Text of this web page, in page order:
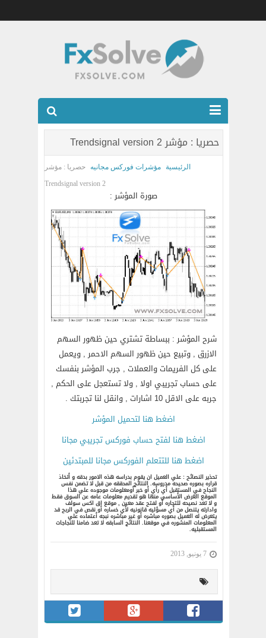
شركات الفوركس المرخصه
العضويه الذهبيه VIP
حصريا : مؤشر Trendsignal version 2
الرئيسية مؤشرات فوركس مجانيه
حصريا : مؤشر
Trendsignal version 2
صورة المؤشر :
شرح المؤشر : ببساطة تشتري حين ظهور السهم
الازرق , وتبيع حين ظهور السهم الاحمر , ويعمل
على كل الفريمات والعملات , جرب المؤشر بنفسك
على حساب تجريبي اولا , ولا تستعجل على الحكم ,
جربه على الاقل 10 اشارات , وانقل لنا تجربتك .
اضغط هنا لتحميل المؤشر
اضغط هنا لفتح حساب فوركس تجريبي مجانا
اضغط هنا للتتعلم الفوركس مجانا للمبتدئين
تحذير النصائح : علي العميل ان يقوم بدراسه هذه الامور بدقه و أتخاذ
قراره بصوره صحيحه مدروسه. النتائج المحققه من قبل لا تضمن نفس
النجاح في المستقبل أي رأي أو خبر أومعلومات موجوده علي هذا
الموقع الغرض الأساسي منها هو تقديم معلومات عامه عن السوق فقط
و لا تعد نصيحه للتجاره أو لفتح عقد معين , موقع اق اكس سولف
وادارته يتنصل من أي مسؤليه قانونيه لأي خساره أو نقص في الربح قد
يتعرض له العميل بصوره مباشره أو غير مباشره نبجه أعتماده علي
المعلومات المنشوره في موقعنا. النتائج السابقه لا تعد ضامنا للنجاجات
المستقبليه.
7 يونيو, 2013